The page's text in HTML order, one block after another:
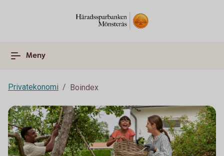
Meny
Privatekonomi Boindex